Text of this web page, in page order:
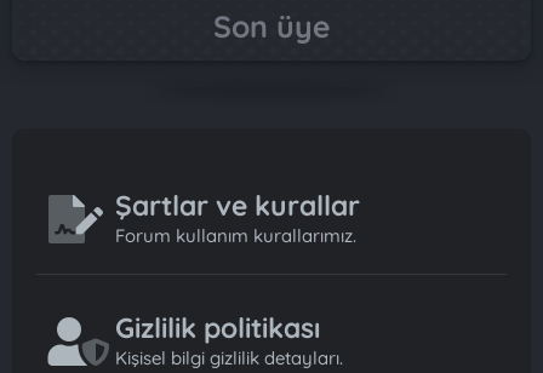
Son üye
Şartlar ve kurallar
Forum kullanım kurallarımız.
Gizlilik politikası
Kişisel bilgi gizlilik detayları.